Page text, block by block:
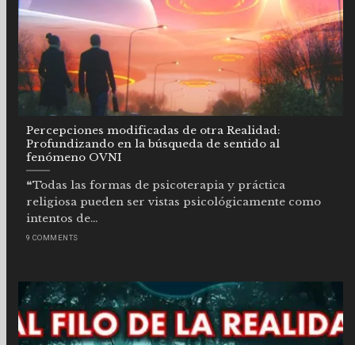
Percepciones modificadas de otra Realidad:
Profundizando en la búsqueda de sentido al
fenómeno OVNI
❝Todas las formas de psicoterapia y práctica
religiosa pueden ser vistas psicológicamente como
intentos de...
9 COMMENTS